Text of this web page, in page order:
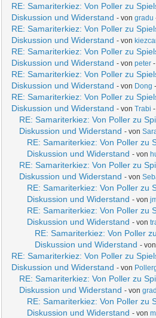
RE: Samariterkiez: Von Poller zu
Diskussion und Widerstand - vongradu
RE: Samariterkiez: Von Poller zu
Diskussion und Widerstand - von
RE: Samariterkiez: Von Poller zu
Diskussion und Widerstand - vonpeter
RE: Samariterkiez: Von Poller zu
Diskussion und Widerstand - von Dong
RE: Samariterkiez: Von Poller zu
Diskussion und Widerstand - vonTrabi
RE: Samariterkiez: Von Poller zu
Diskussion und Widerstand - von
RE: Samariterkiez: Von Poller zu
Diskussion und Widerstand - von
RE: Samariterkiez: Von Poller zu
Diskussion und Widerstand - von
RE: Samariterkiez: Von Poller zu
Diskussion und Widerstand - von
RE: Samariterkiez: Von Poller zu
Diskussion und Widerstand - von
RE: Samariterkiez: Von Poller
Diskussion und Widerstand -
RE: Samariterkiez: Von Poller zu
Diskussion und Widerstand - von
RE: Samariterkiez: Von Poller zu
Diskussion und Widerstand - von
RE: Samariterkiez: Von Poller zu
Diskussion und Widerstand - von